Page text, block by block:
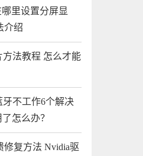
里设置分屏显
介绍
方法教程 怎么才能
牙不工作6个解决
怎么办？
修复方法 Nvidia驱